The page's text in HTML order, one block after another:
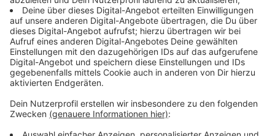
Immer auf dem Laufenden
bleiben!
Verpass' nichts mehr - mit unserem kostenlosen
ANTENNE BAYERN Newsletter. Ob Nachrichten,
Lifestyle oder unsere neuesten Aktionen - wir
informieren dich.